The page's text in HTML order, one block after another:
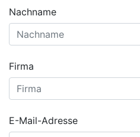
Nachname
Firma
E-Mail-Adresse